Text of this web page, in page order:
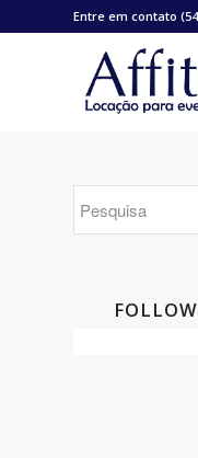
Entre em contato